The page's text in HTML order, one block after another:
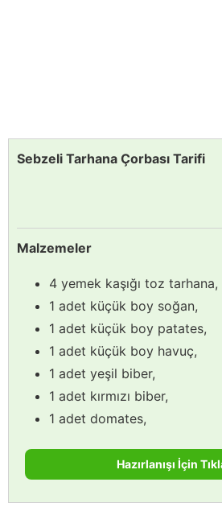
Sebzeli Tarhana Çorbası Tarifi
Malzemeler
4 yemek kaşığı toz tarhana,
1 adet küçük boy soğan,
1 adet küçük boy patates,
1 adet küçük boy havuç,
1 adet yeşil biber,
1 adet kırmızı biber,
1 adet domates,
Hazırlanışı İçin